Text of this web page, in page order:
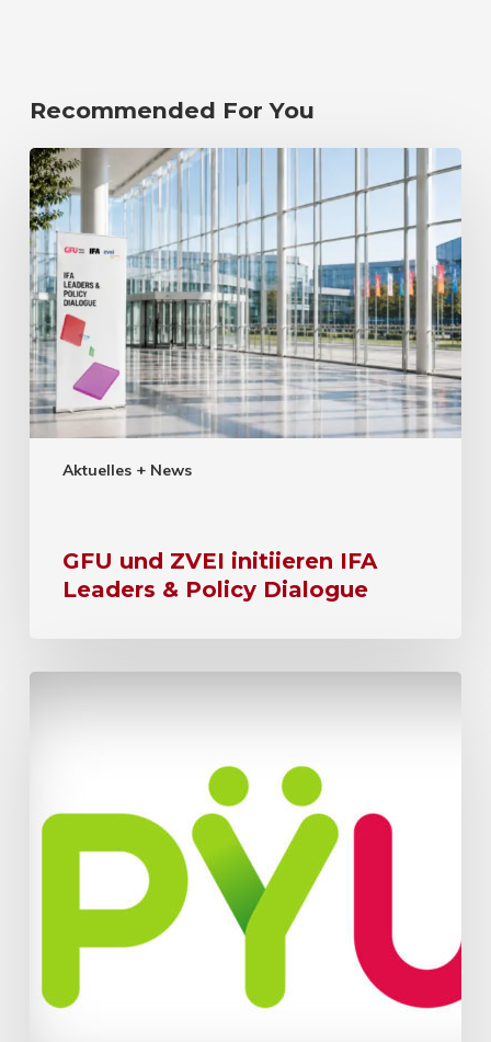
Recommended For You
Aktuelles + News
GFU und ZVEI initiieren IFA
Leaders & Policy Dialogue